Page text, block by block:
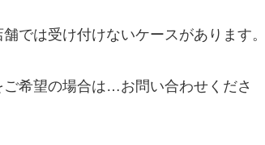
では受け付けないケースがあります。
希望の場合は…お問い合わせくださ